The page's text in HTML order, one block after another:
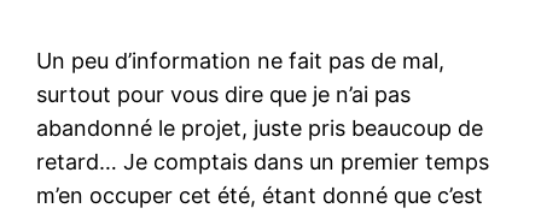
Un peu d’information ne fait pas de mal,
surtout pour vous dire que je n’ai pas
abandonné le projet, juste pris beaucoup de
retard… Je comptais dans un premier temps
m’en occuper cet été, étant donné que c’est